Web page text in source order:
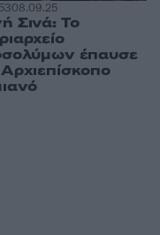
08.09.25
Σινά: Το
έπαυσε